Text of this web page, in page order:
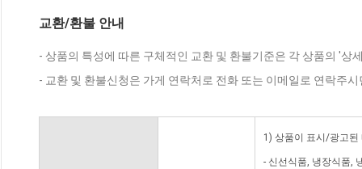
교환/환불 안내
- 상품의 특성에 따른 구체적인 교환 및 환불기준은 각 상품의 '상
- 교환 및 환불신청은 가게 연락처로 전화 또는 이메일로 연락주
1) 상품이 표시/광고된
- 신선식품, 냉장식품,